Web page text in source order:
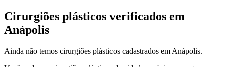
Cirurgiões plásticos verificados em
Anápolis
Ainda não temos cirurgiões plásticos cadastrados em Anápolis.